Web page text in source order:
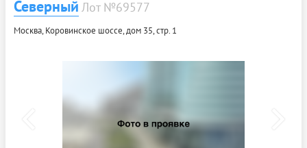
Северный Лот №69577
Москва, Коровинское шоссе, дом 35, стр. 1